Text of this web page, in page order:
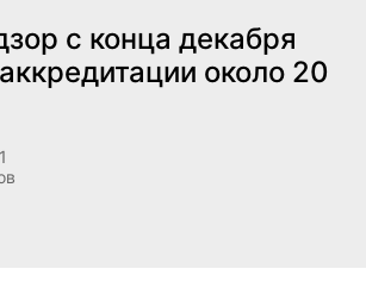
с конца декабря
около 20